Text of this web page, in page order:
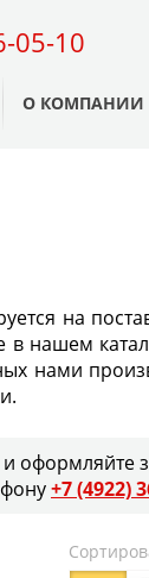
05-10
О КОМПАНИИ
на
в нашем
нами
оформляйте
+7 (4922)